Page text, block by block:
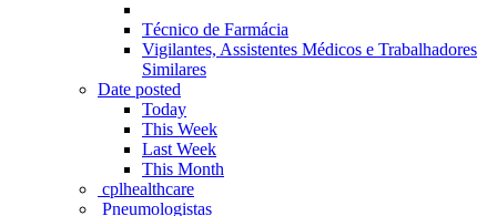
Técnico de Farmácia
Vigilantes, Assistentes Médicos e Trabalhadores
Similares
Date posted
Today
This Week
Last Week
This Month
‎ cplhealthcare‬
Pneumologistas